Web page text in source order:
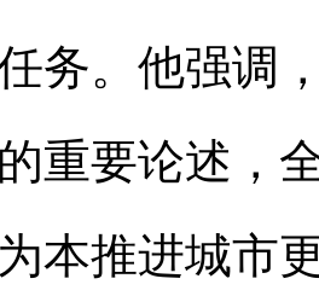
务。他强调
重要论述，
本推进城市